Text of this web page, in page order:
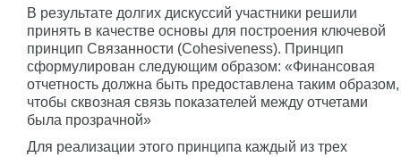
В результате долгих дискуссий участники решили
принять в качестве основы для построения ключевой
принцип Связанности (Cohesiveness). Принцип
сформулирован следующим образом: «Финансовая
отчетность должна быть предоставлена таким образом,
чтобы сквозная связь показателей между отчетами
была прозрачной»
Для реализации этого принципа каждый из трех